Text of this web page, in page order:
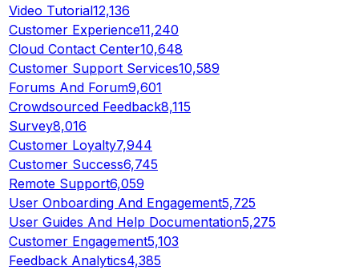
Video Tutorial12,136
Customer Experience11,240
Cloud Contact Center10,648
Customer Support Services10,589
Forums And Forum9,601
Crowdsourced Feedback8,115
Survey8,016
Customer Loyalty7,944
Customer Success6,745
Remote Support6,059
User Onboarding And Engagement5,725
User Guides And Help Documentation5,275
Customer Engagement5,103
Feedback Analytics4,385